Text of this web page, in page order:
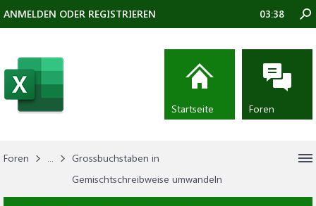
Foren ...
Grossbuchstaben in
Gemischtschreibweise umwandeln
ANMELDEN ODER REGISTRIEREN 03:38
Startseite Foren